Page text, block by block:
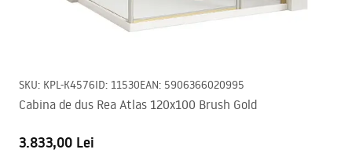
SKU: KPL-K4576ID: 11530EAN: 5906366020995
Cabina de dus Rea Atlas 120x100 Brush Gold
3.833,00 Lei